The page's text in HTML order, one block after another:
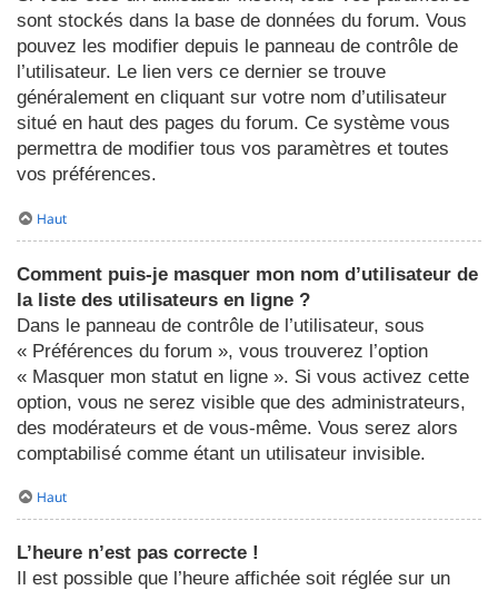
sont stockés dans la base de données du forum. Vous
pouvez les modifier depuis le panneau de contrôle de
l’utilisateur. Le lien vers ce dernier se trouve
généralement en cliquant sur votre nom d’utilisateur
situé en haut des pages du forum. Ce système vous
permettra de modifier tous vos paramètres et toutes
vos préférences.
Haut
Comment puis-je masquer mon nom d’utilisateur de
la liste des utilisateurs en ligne ?
Dans le panneau de contrôle de l’utilisateur, sous
« Préférences du forum », vous trouverez l’option
« Masquer mon statut en ligne ». Si vous activez cette
option, vous ne serez visible que des administrateurs,
des modérateurs et de vous-même. Vous serez alors
comptabilisé comme étant un utilisateur invisible.
Haut
L’heure n’est pas correcte !
Il est possible que l’heure affichée soit réglée sur un